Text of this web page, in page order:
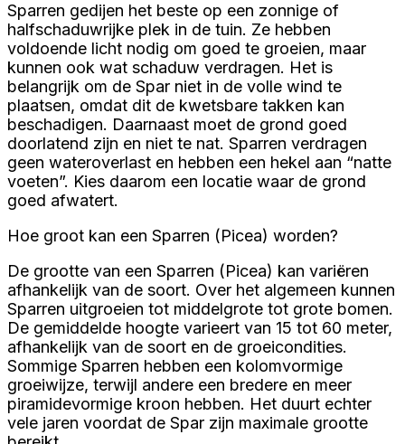
Sparren gedijen het beste op een zonnige of
halfschaduwrijke plek in de tuin. Ze hebben
voldoende licht nodig om goed te groeien, maar
kunnen ook wat schaduw verdragen. Het is
belangrijk om de Spar niet in de volle wind te
plaatsen, omdat dit de kwetsbare takken kan
beschadigen. Daarnaast moet de grond goed
doorlatend zijn en niet te nat. Sparren verdragen
geen wateroverlast en hebben een hekel aan “natte
voeten”. Kies daarom een locatie waar de grond
goed afwatert.
Hoe groot kan een Sparren (Picea) worden?
De grootte van een Sparren (Picea) kan variëren
afhankelijk van de soort. Over het algemeen kunnen
Sparren uitgroeien tot middelgrote tot grote bomen.
De gemiddelde hoogte varieert van 15 tot 60 meter,
afhankelijk van de soort en de groeicondities.
Sommige Sparren hebben een kolomvormige
groeiwijze, terwijl andere een bredere en meer
piramidevormige kroon hebben. Het duurt echter
vele jaren voordat de Spar zijn maximale grootte